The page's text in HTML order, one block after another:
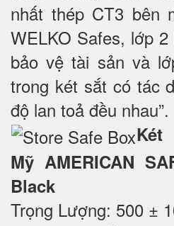
nhất thép CT3 bên
WELKO Safes, lớp
bảo vệ tài sản và
trong két sắt có tác
độ lan toả đều nhau”.
Két
Mỹ AMERICAN
Black
Trọng Lượng: 500 ±